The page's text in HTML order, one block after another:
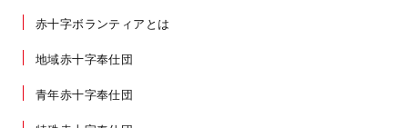
赤十字ボランティアとは
地域赤十字奉仕団
青年赤十字奉仕団